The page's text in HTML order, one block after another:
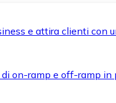
e attira clienti con
on-ramp e off-ramp